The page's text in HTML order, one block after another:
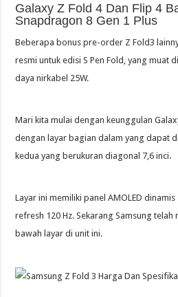
Galaxy Z Fold 4 Dan Flip 4
Snapdragon 8 Gen 1 Plus
Beberapa bonus pre-order Z Fold3
resmi untuk edisi S Pen Fold, yang muat
daya nirkabel 25W.
Mari kita mulai dengan keunggulan
dengan layar bagian dalam yang dapat
kedua yang berukuran diagonal 7,6 inci.
Layar ini memiliki panel AMOLED
refresh 120 Hz. Sekarang Samsung telah
bawah layar di unit ini.